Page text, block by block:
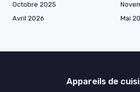
Octobre 2025
Avril 2026
Mai
Appareils de